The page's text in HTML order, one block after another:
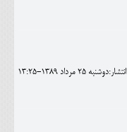
انتشار:دوشنبه 25 مرداد 1389-13:25